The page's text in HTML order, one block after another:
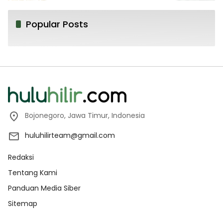
Popular Posts
Bojonegoro, Jawa Timur, Indonesia
huluhilirteam@gmail.com
Redaksi
Tentang Kami
Panduan Media Siber
Sitemap